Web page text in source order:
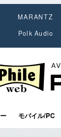
MARANTZ
Polk Audio
WEB｜AV/
モバイル/PC